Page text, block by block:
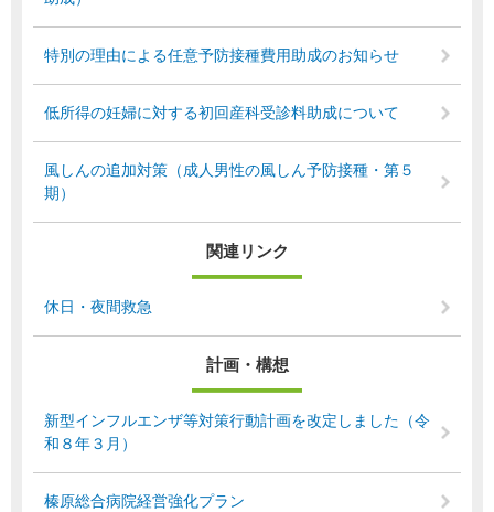
特別の理由による任意予防接種費用助成のお知らせ
低所得の妊婦に対する初回産科受診料助成について
風しんの追加対策（成人男性の風しん予防接種・第５
期）
関連リンク
休日・夜間救急
計画・構想
新型インフルエンザ等対策行動計画を改定しました（令
和８年３月）
榛原総合病院経営強化プラン